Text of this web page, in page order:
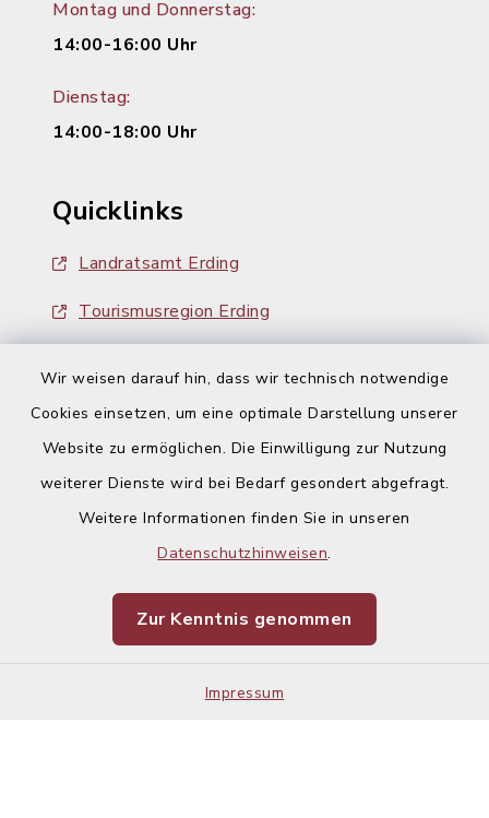
Wir weisen darauf hin, dass wir technisch notwendige
Cookies einsetzen, um eine optimale Darstellung unserer
Website zu ermöglichen. Die Einwilligung zur Nutzung
weiterer Dienste wird bei Bedarf gesondert abgefragt.
Weitere Informationen finden Sie in unseren
Datenschutzhinweisen.
Zur Kenntnis genommen
Impressum
Montag und Donnerstag:
14:00-16:00 Uhr
Dienstag:
14:00-18:00 Uhr
Quicklinks
Landratsamt Erding
Tourismusregion Erding
Kontakt
Datenschutz
Impressum